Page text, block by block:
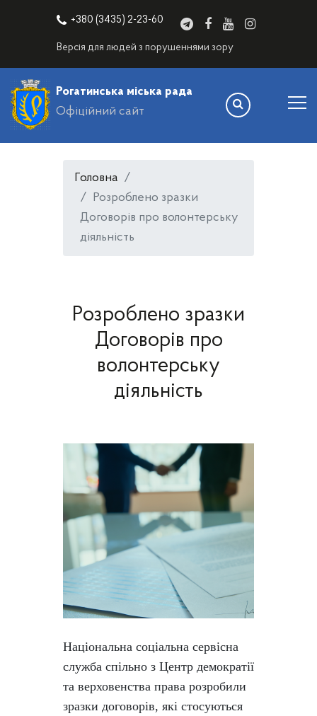
+380 (3435) 2-23-60
Версія для людей з порушеннями зору
Рогатинська міська рада
Офіційний сайт
Головна
Розроблено зразки
Договорів про волонтерську
діяльність
Розроблено зразки
Договорів про
волонтерську
діяльність
Національна соціальна сервісна
служба спільно з Центр демократії
та верховенства права розробили
зразки договорів, які стосуються